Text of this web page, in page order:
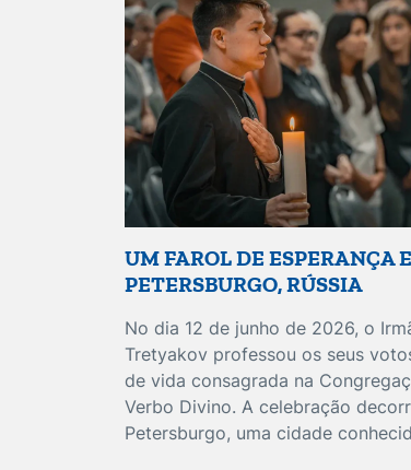
UM FAROL DE ESPERANÇA
PETERSBURGO, RÚSSIA
No dia 12 de junho de 2026, o
Tretyakov professou os seus
de vida consagrada na
Verbo Divino. A celebração
Petersburgo, uma cidade